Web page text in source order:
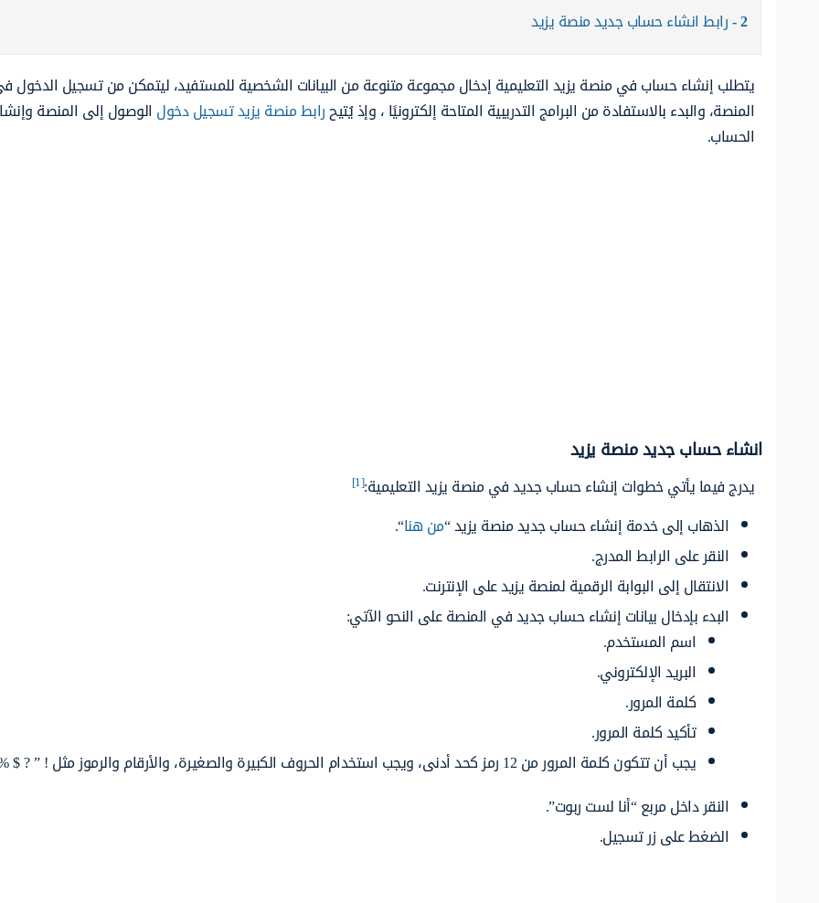
2 رابط انشاء حساب جديد منصة يزيد
يتطلب إنشاء حساب في منصة يزيد التعليمية إدخال مجموعة متنوعة من البيانات الشخصية للمستفيد، ليتمكن من تسجيل الدخول
المنصة، والبدء بالاستفادة من البرامج التدريبية المتاحة إلكترونيًا ، وإذ يُتيحرابط منصة يزيد تسجيل دخول الوصول إلى المنصة
الحساب.
انشاء حساب جديد منصة يزيد
يدرج فيما يأتي خطوات إنشاء حساب جديد في منصة يزيد التعليمية:[1]
الذهاب إلى خدمة إنشاء حساب جديد منصة يزيد “من هنا“.
النقر على الرابط المدرج.
الانتقال إلى البوابة الرقمية لمنصة يزيد على الإنترنت.
البدء بإدخال بيانات إنشاء حساب جديد في المنصة على النحو الآتي:
اسم المستخدم.
البريد الإلكتروني.
كلمة المرور.
تأكيد كلمة المرور.
يجب أن تتكون كلمة المرور من 12 رمز كحد أدنى، ويجب استخدام الحروف الكبيرة والصغيرة، والأرقام والرموز مثل ! ” ? $ % ^ &.
النقر داخل مربع “أنا لست ربوت”.
الضغط على زر تسجيل.